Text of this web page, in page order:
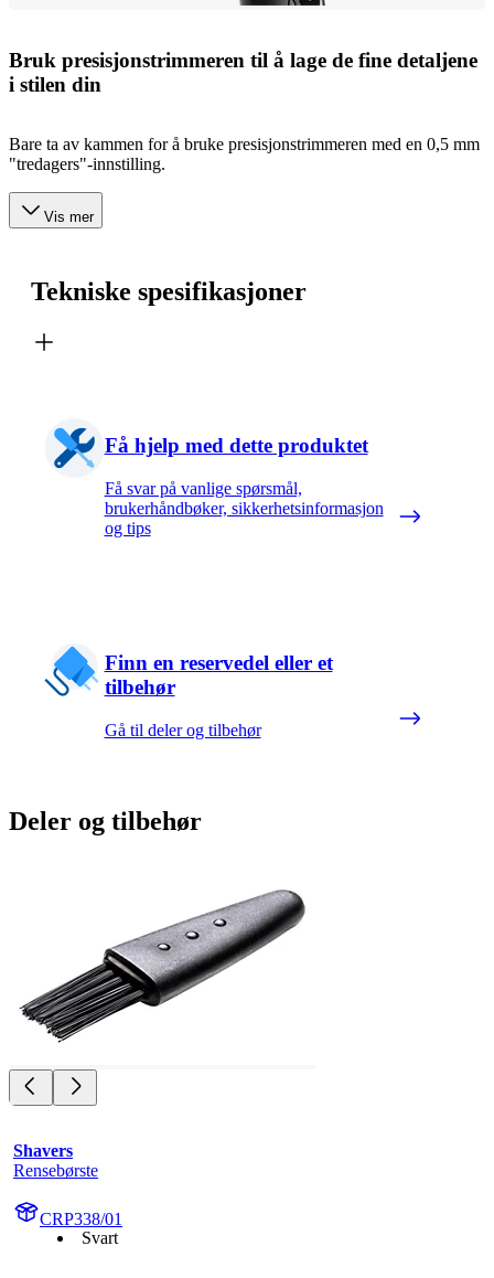
Bruk presisjonstrimmeren til å lage de fine detaljene
i stilen din
Bare ta av kammen for å bruke presisjonstrimmeren med en 0,5 mm
"tredagers"-innstilling.
Vis mer
Tekniske spesifikasjoner
Få hjelp med dette produktet
Få svar på vanlige spørsmål,
brukerhåndbøker, sikkerhetsinformasjon
og tips
Finn en reservedel eller et
tilbehør
Gå til deler og tilbehør
Deler og tilbehør
Shavers
Rensebørste
CRP338/01
Svart